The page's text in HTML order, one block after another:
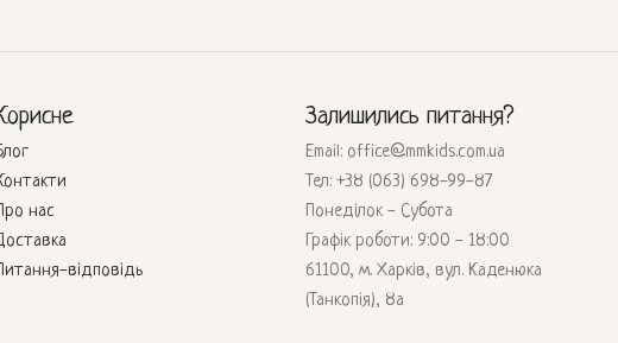
нас
відповідь
Залишились питання?
Email: office@mmkids.com.ua
Тел: +38 (063) 698-99-87
Понеділок - Субота
Графік роботи: 9:00 - 18:00
61100, м. Харків, вул. Каденюка
(Танкопія), 8а